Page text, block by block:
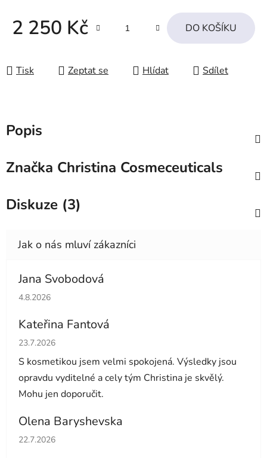
2 250 Kč DO KOŠÍKU
Tisk Zeptat se Hlídat Sdílet
Popis
Značka Christina Cosmeceuticals
Diskuze (3)
Jana Svobodová
Hodnocení obchodu je 5 z 5 hvězdiček.
4.8.2026
Kateřina Fantová
Hodnocení obchodu je 5 z 5 hvězdiček.
23.7.2026
S kosmetikou jsem velmi spokojená. Výsledky jsou
opravdu vyditelné a cely tým Christina je skvělý.
Mohu jen doporučit.
Olena Baryshevska
Hodnocení obchodu je 5 z 5 hvězdiček.
22.7.2026